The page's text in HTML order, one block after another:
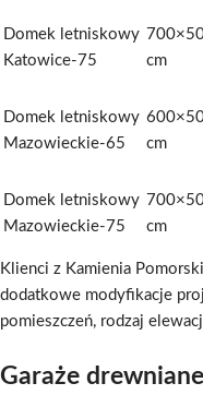
Domek letniskowy
Katowice-75
cm
Domek letniskowy
Mazowieckie-65
cm
Domek letniskowy
Mazowieckie-75
cm
Klienci z Kamienia
dodatkowe modyfikacje
pomieszczeń, rodzaj
Garaże